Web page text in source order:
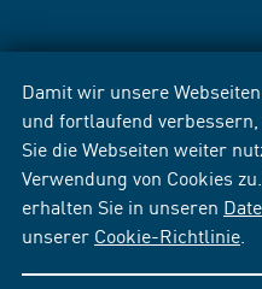
Damit wir unsere
und fortlaufend
Sie die Webseiten weiter
Verwendung von Cookies
erhalten Sie in unseren
unserer Cookie-Richtlinie